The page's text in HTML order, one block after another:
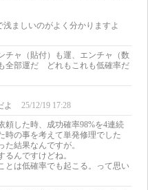
ましいのがよく分かりますよ
チャ（貼付）も運、エンチャ（数
全部運だ どれもこれも低確率だ
よ
25/12/19 17:28
頼した時、成功確率98%を4連続
時の事を考えて単発修理でした
結果なんですが。
んですけどね。
とは低確率でも起こる。って思い